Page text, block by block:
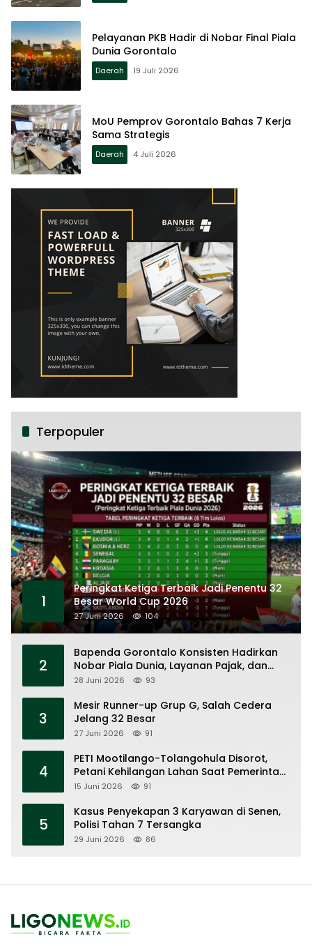
Pelayanan PKB Hadir di Nobar Final Piala
Dunia Gorontalo
Daerah 19 Juli 2026
MoU Pemprov Gorontalo Bahas 7 Kerja
Sama Strategis
Daerah 4 Juli 2026
Terpopuler
1
Peringkat Ketiga Terbaik Jadi Penentu 32
Besar World Cup 2026
27 Juni 2026 104
2
Bapenda Gorontalo Konsisten Hadirkan
Nobar Piala Dunia, Layanan Pajak, dan
Ruang UMKM
28 Juni 2026 93
3
Mesir Runner-up Grup G, Salah Cedera
Jelang 32 Besar
27 Juni 2026 91
4
PETI Mootilango-Tolangohula Disorot,
Petani Kehilangan Lahan Saat Pemerintah
Fokus Panggung Seremonial
15 Juni 2026 91
5
Kasus Penyekapan 3 Karyawan di Senen,
Polisi Tahan 7 Tersangka
29 Juni 2026 86